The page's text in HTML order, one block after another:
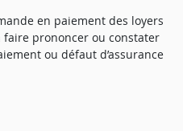
en paiement des loyers
prononcer ou constater
ou défaut d’assurance